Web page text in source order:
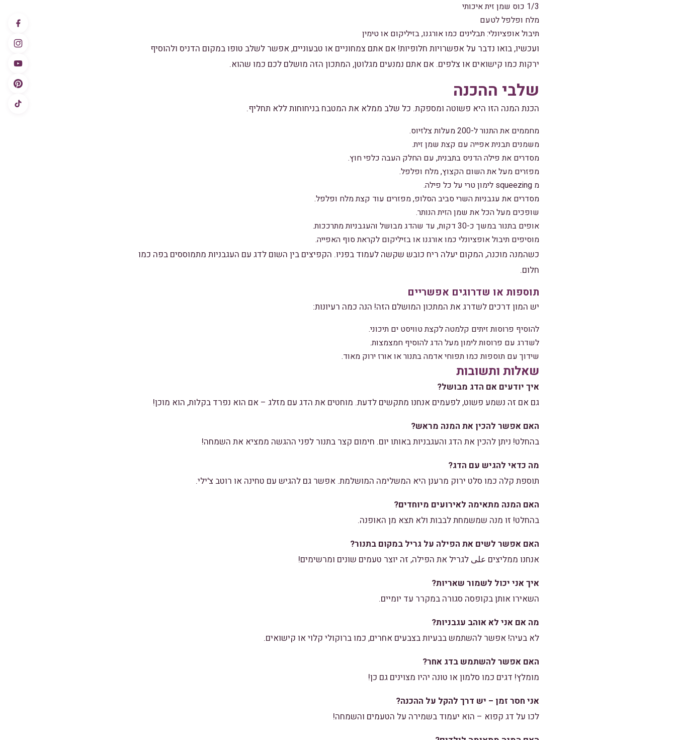
1/3 כוס שמן זית איכותי
מלח ופלפל לטעם
תיבול אופציונלי: תבלינים כמו אורגנו, בזיליקום או טימין
ועכשיו, בואו נדבר על אפשרויות חלופיות! אם אתם צמחוניים או טבעוניים, אפשר לשלב טופו במקום הדניס ולהוסיף
ירקות כמו קישואים או צלפים. אם אתם נמנעים מגלוטן, המתכון הזה מושלם לכם כמו שהוא.
שלבי ההכנה
הכנת המנה הזו היא פשוטה ומספקת. כל שלב ממלא את המטבח בניחוחות ללא תחליף.
מחממים את התנור ל-200 מעלות צלזיוס.
משמנים תבנית אפייה עם קצת שמן זית.
מסדרים את פילה הדניס בתבנית, עם החלק העבה כלפי חוץ.
מפזרים מעל את השום הקצוץ, מלח ופלפל.
מ squeezing לימון טרי על כל פילה.
מסדרים את עגבניות השרי סביב הסלופ, מפזרים עוד קצת מלח ופלפל.
שופכים מעל הכל את שמן הזית הנותר.
אופים בתנור במשך כ-30 דקות, עד שהדג מבושל והעגבניות מתרככות.
מוסיפים תיבול אופציונלי כמו אורגנו או בזיליקום לקראת סוף האפייה.
כשהמנה מוכנה, המקום יעלה ריח כובש שקשה לעמוד בפניו. הקפיצים בין השום לדג עם העגבניות מתמוססים בפה כמו
חלום.
תוספות או שדרוגים אפשריים
יש המון דרכים לשדרג את המתכון המושלם הזה! הנה כמה רעיונות:
להוסיף פרוסות זיתים קלמטה לקצת טוויסט ים תיכוני.
לשדרג עם פרוסות לימון מעל הדג להוסיף חמצמצות.
שידוך עם תוספות כמו תפוחי אדמה בתנור או אורז ירוק מאוד.
שאלות ותשובות
איך יודעים אם הדג מבושל?
גם אם זה נשמע פשוט, לפעמים אנחנו מתקשים לדעת. מוחטים את הדג עם מזלג – אם הוא נפרד בקלות, הוא מוכן!
האם אפשר להכין את המנה מראש?
בהחלט! ניתן להכין את הדג והעגבניות באותו יום. חימום קצר בתנור לפני ההגשה ממציא את השמחה!
מה כדאי להגיש עם הדג?
תוספת קלה כמו סלט ירוק מרענן היא המשלימה המושלמת. אפשר גם להגיש עם טחינה או רוטב צ'ילי.
האם המנה מתאימה לאירועים מיוחדים?
בהחלט! זו מנה שמשמחת לבבות ולא תצא מן האופנה.
האם אפשר לשים את הפילה על גריל במקום בתנור?
אנחנו ממליצים على לגריל את הפילה, זה יוצר טעמים שונים ומרשימים!
איך אני יכול לשמור שאריות?
השאירו אותן בקופסה סגורה במקרר עד יומיים.
מה אם אני לא אוהב עגבניות?
לא בעיה! אפשר להשתמש בבעיות בצבעים אחרים, כמו ברוקולי קלוי או קישואים.
האם אפשר להשתמש בדג אחר?
מומלץ! דגים כמו סלמון או טונה יהיו מצוינים גם כן!
אני חסר זמן – יש דרך להקל על ההכנה?
לכו על דג קפוא – הוא יעמוד בשמירה על הטעמים והשמחה!